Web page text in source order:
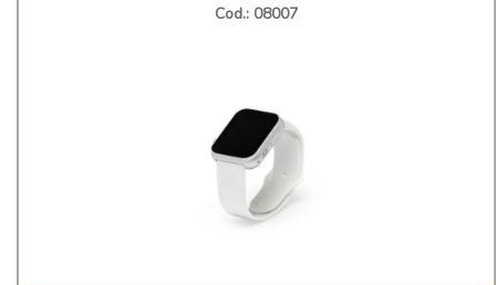
Cod.: 08007